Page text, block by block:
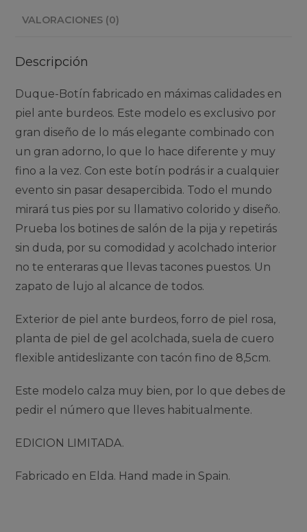
VALORACIONES (0)
Descripción
Duque-Botín fabricado en máximas calidades en
piel ante burdeos. Este modelo es exclusivo por
gran diseño de lo más elegante combinado con
un gran adorno, lo que lo hace diferente y muy
fino a la vez. Con este botín podrás ir a cualquier
evento sin pasar desapercibida. Todo el mundo
mirará tus pies por su llamativo colorido y diseño.
Prueba los botines de salón de la pija y repetirás
sin duda, por su comodidad y acolchado interior
no te enteraras que llevas tacones puestos. Un
zapato de lujo al alcance de todos.
Exterior de piel ante burdeos, forro de piel rosa,
planta de piel de gel acolchada, suela de cuero
flexible antideslizante con tacón fino de 8,5cm.
Este modelo calza muy bien, por lo que debes de
pedir el número que lleves habitualmente.
EDICION LIMITADA.
Fabricado en Elda. Hand made in Spain.